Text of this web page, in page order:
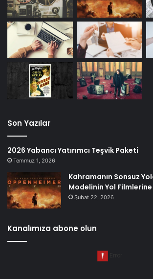
Son Yazılar
2026 Yabancı Yatırımcı Teşvik Paketi
Temmuz 1, 2026
Kahramanın Sonsuz
Modelinin Yol
Şubat 22, 2026
Kanalımıza abone olun